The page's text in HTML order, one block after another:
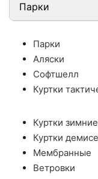
Парки
Парки
Аляски
Софтшелл
Куртки
Куртки зимние
Куртки
Мембранные
Ветровки